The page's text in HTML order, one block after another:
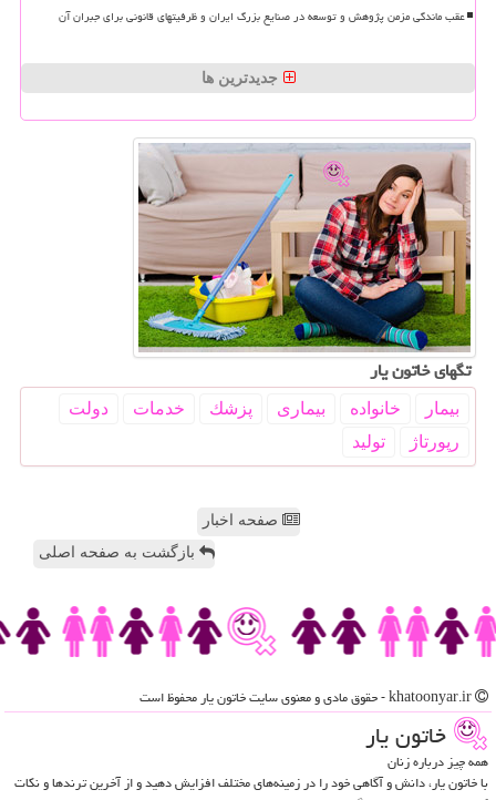
عقب ماندگی مزمن پژوهش و توسعه در صنایع بزرگ ایران و ظرفیتهای قانونی برای جبران آن
جدیدترین ها
تگهای خاتون یار
بیمار خانواده بیماری پزشك خدمات
دولت
رپورتاژ
تولید
صفحه اخبار
بازگشت به صفحه اصلی
خاتون یار
همه چیز درباره زنان
با خاتون یار، دانش و آگاهی خود را در زمینه‌های مختلف افزایش دهید و از آخرین ترندها و نکات